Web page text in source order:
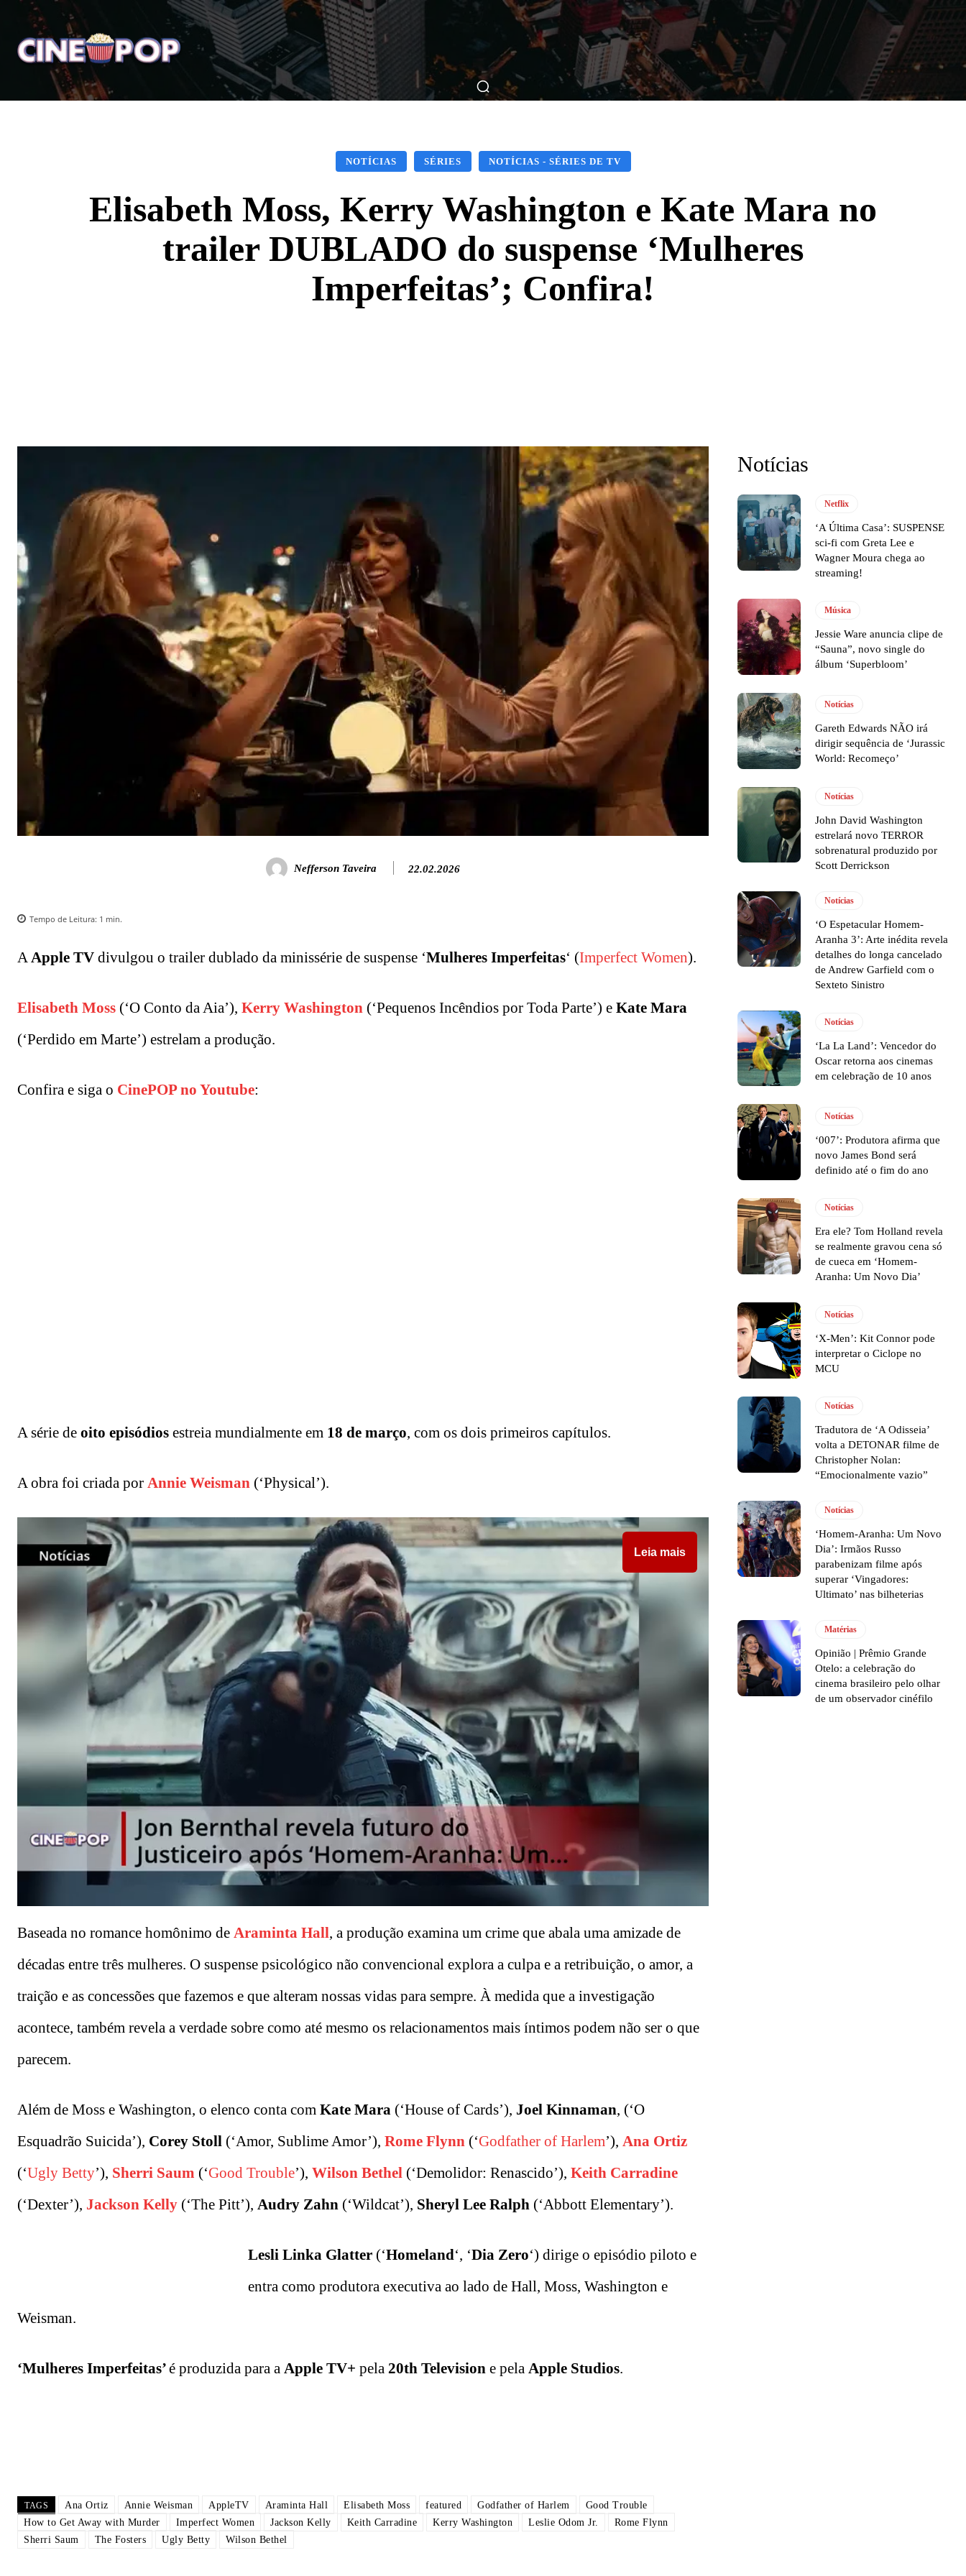
Home Notícias Críticas Breve Nos Cinemas Matérias Nos Cinemas Filmes Séries Música Gênero
NOTÍCIAS SÉRIES NOTÍCIAS - SÉRIES DE TV
Elisabeth Moss, Kerry Washington e Kate Mara no
trailer DUBLADO do suspense ‘Mulheres
Imperfeitas’; Confira!
Nefferson Taveira 22.02.2026
Tempo de Leitura: 1 min.
AApple TV divulgou o trailer dublado da minissérie de suspense ‘Mulheres Imperfeitas‘ (Imperfect Women).
Elisabeth Moss (‘O Conto da Aia’), Kerry Washington (‘Pequenos Incêndios por Toda Parte’) e Kate Mara
(‘Perdido em Marte’) estrelam a produção.
Confira e siga o CinePOP no Youtube:
A série de oito episódios estreia mundialmente em 18 de março, com os dois primeiros capítulos.
A obra foi criada por Annie Weisman (‘Physical’).
Leia mais
Baseada no romance homônimo de Araminta Hall, a produção examina um crime que abala uma amizade de
décadas entre três mulheres. O suspense psicológico não convencional explora a culpa e a retribuição, o amor, a
traição e as concessões que fazemos e que alteram nossas vidas para sempre. À medida que a investigação
acontece, também revela a verdade sobre como até mesmo os relacionamentos mais íntimos podem não ser o que
parecem.
Além de Moss e Washington, o elenco conta com Kate Mara (‘House of Cards’), Joel Kinnaman, (‘O
Esquadrão Suicida’), Corey Stoll (‘Amor, Sublime Amor’), Rome Flynn (‘Godfather of Harlem’), Ana Ortiz
(‘Ugly Betty’), Sherri Saum (‘Good Trouble’), Wilson Bethel (‘Demolidor: Renascido’), Keith Carradine
(‘Dexter’), Jackson Kelly (‘The Pitt’), Audry Zahn (‘Wildcat’), Sheryl Lee Ralph (‘Abbott Elementary’).
Lesli Linka Glatter (‘Homeland‘, ‘Dia Zero‘) dirige o episódio piloto e
entra como produtora executiva ao lado de Hall, Moss, Washington e
Weisman.
‘Mulheres Imperfeitas’é produzida para a Apple TV+ pela 20th Television e pela Apple Studios.
TAGS Ana Ortiz Annie Weisman AppleTV Araminta Hall Elisabeth Moss featured Godfather of Harlem
Good Trouble
How to Get Away with Murder
Imperfect Women Jackson Kelly Keith Carradine Kerry Washington Leslie Odom Jr.
Rome Flynn
Sherri Saum
The Fosters Ugly Betty Wilson Bethel
Notícias
Netflix
‘A Última Casa’: SUSPENSE
sci-fi com Greta Lee e
Wagner Moura chega ao
streaming!
Música
Jessie Ware anuncia clipe de
“Sauna”, novo single do
álbum ‘Superbloom’
Notícias
Gareth Edwards NÃO irá
dirigir sequência de ‘Jurassic
World: Recomeço’
Notícias
John David Washington
estrelará novo TERROR
sobrenatural produzido por
Scott Derrickson
Notícias
‘O Espetacular Homem-
Aranha 3’: Arte inédita revela
detalhes do longa cancelado
de Andrew Garfield com o
Sexteto Sinistro
Notícias
‘La La Land’: Vencedor do
Oscar retorna aos cinemas
em celebração de 10 anos
Notícias
‘007’: Produtora afirma que
novo James Bond será
definido até o fim do ano
Notícias
Era ele? Tom Holland revela
se realmente gravou cena só
de cueca em ‘Homem-
Aranha: Um Novo Dia’
Notícias
‘X-Men’: Kit Connor pode
interpretar o Ciclope no
MCU
Notícias
Tradutora de ‘A Odisseia’
volta a DETONAR filme de
Christopher Nolan:
“Emocionalmente vazio”
Notícias
‘Homem-Aranha: Um Novo
Dia’: Irmãos Russo
parabenizam filme após
superar ‘Vingadores:
Ultimato’ nas bilheterias
Matérias
Opinião | Prêmio Grande
Otelo: a celebração do
cinema brasileiro pelo olhar
de um observador cinéfilo